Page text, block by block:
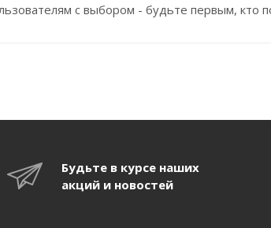
с выбором - будьте первым, кто
Будьте в курсе наших
акций и новостей